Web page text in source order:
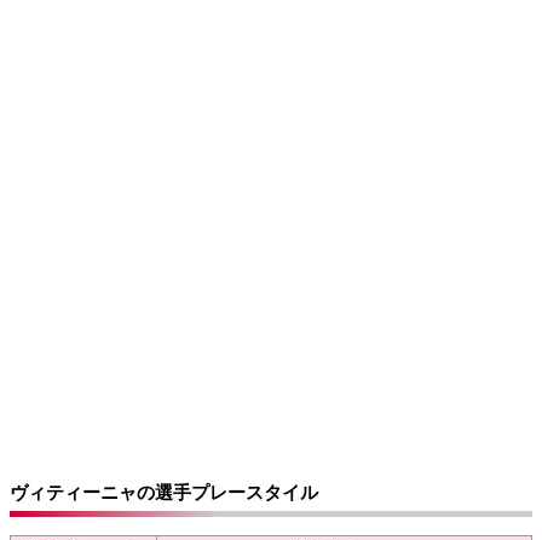
ヴィティーニャの選手プレースタイル